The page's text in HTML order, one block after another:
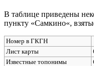
В таблице приведены
пункту «Самкино«,
Номер в ГКГН
Лист карты
Известные топонимы